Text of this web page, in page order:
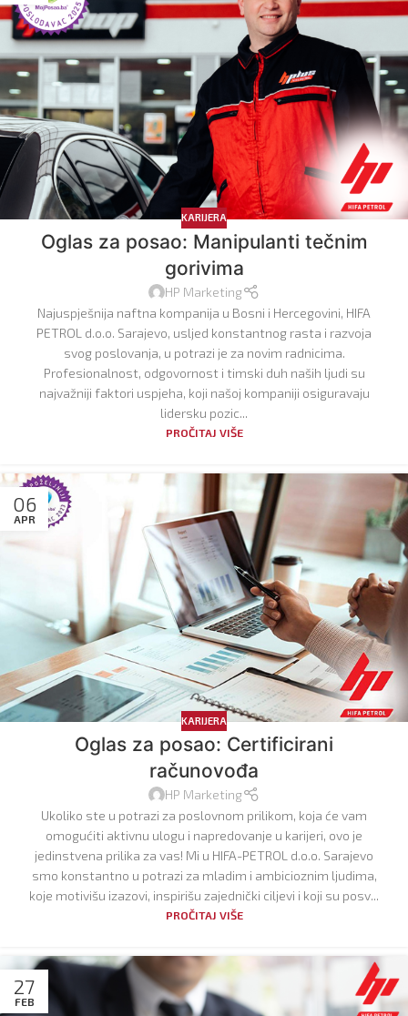
KARIJERA
Oglas za posao: Manipulanti tečnim
gorivima
HP Marketing
Najuspješnija naftna kompanija u Bosni i Hercegovini, HIFA
PETROL d.o.o. Sarajevo, usljed konstantnog rasta i razvoja
svog poslovanja, u potrazi je za novim radnicima.
Profesionalnost, odgovornost i timski duh naših ljudi su
najvažniji faktori uspjeha, koji našoj kompaniji osiguravaju
lidersku pozic...
PROČITAJ VIŠE
06
APR
KARIJERA
Oglas za posao: Certificirani
računovođa
HP Marketing
Ukoliko ste u potrazi za poslovnom prilikom, koja će vam
omogućiti aktivnu ulogu i napredovanje u karijeri, ovo je
jedinstvena prilika za vas! Mi u HIFA-PETROL d.o.o. Sarajevo
smo konstantno u potrazi za mladim i ambicioznim ljudima,
koje motivišu izazovi, inspirišu zajednički ciljevi i koji su posv...
PROČITAJ VIŠE
27
FEB